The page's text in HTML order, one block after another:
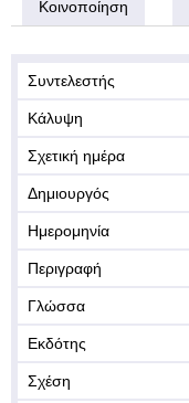
Κοινοποίηση
Συντελεστής
Κάλυψη
Σχετική ημέρα
Δημιουργός
Ημερομηνία
Περιγραφή
Γλώσσα
Εκδότης
Σχέση